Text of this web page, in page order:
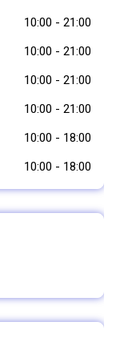
10:00 - 21:00
10:00 - 21:00
10:00 - 21:00
10:00 - 21:00
10:00 - 18:00
10:00 - 18:00